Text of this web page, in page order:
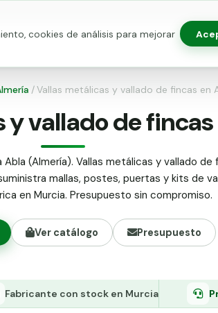
cookies de análisis para mejorar
/Vallas metálicas y vallado de fincas en
vallado de
(Almería). Vallas metálicas y vallado de
mallas, postes, puertas y kits de
en Murcia. Presupuesto sin compromiso.
Ver catálogo Presupuesto
Fabricante con stock en Murcia